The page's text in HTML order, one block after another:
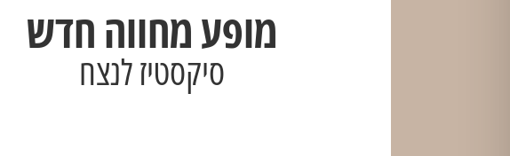
מופע מחווה חדש
סיקסטיז לנצח